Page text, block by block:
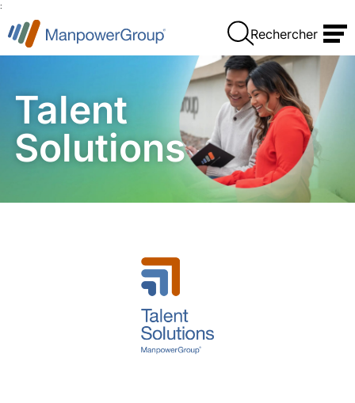
:
Rechercher
Talent
Solutions